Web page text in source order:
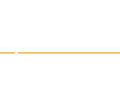
DAL 7 AL 9